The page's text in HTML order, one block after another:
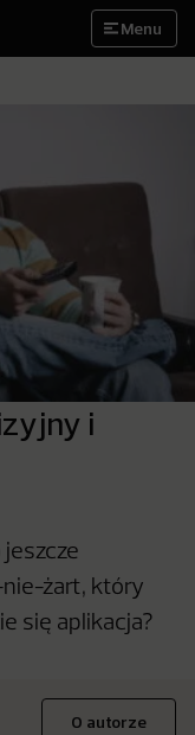
Menu
i
żart, który
się aplikacja?
O autorze